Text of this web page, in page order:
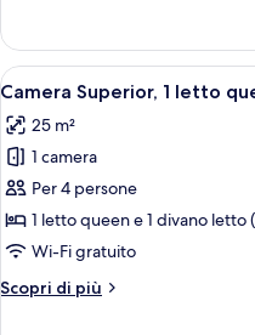
letto
queen,
balcone
Executive,
letto
balcone
Apri
tutte
le
foto
per
Camera
Superior,
letto
9
Camera Superior, 1 letto
25 m²
1 camera
Per 4 persone
1 letto queen e 1 divano letto
Wi-Fi gratuito
Scopri di più
Altri